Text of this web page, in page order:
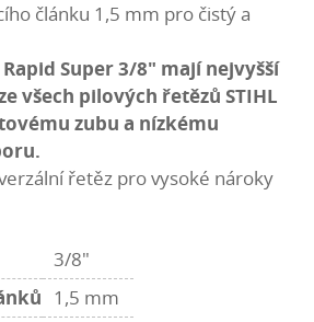
článku 1,5 mm pro čistý a
Super 3/8" mají nejvyšší
všech pilových řetězů STIHL
zubu a nízkému
řetěz pro vysoké nároky
3/8"
1,5 mm